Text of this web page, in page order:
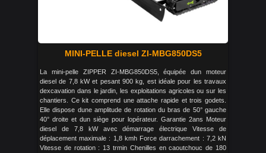
MINI-PELLE diesel ZI-MBG850DS5
La mini-pelle ZIPPER ZI-MBG850DS5, équipée dun moteur
diesel de 7,8 kW et pesant 900 kg, est idéale pour les travaux
dexcavation dans le jardin, les exploitations agricoles ou sur les
chantiers. Ce kit comprend une attache rapide et trois godets.
Elle dispose dune amplitude de rotation du bras de 50° gauche
40° droite et dun siège pour lopérateur. Garantie 2ans Moteur
diesel de 7,8 kW avec démarrage électrique Vitesse de
déplacement maximale : 1,8 kmh Force darrachement : 7,2 kN
Vitesse de rotation : 13 trmin Chenilles en caoutchouc de 180